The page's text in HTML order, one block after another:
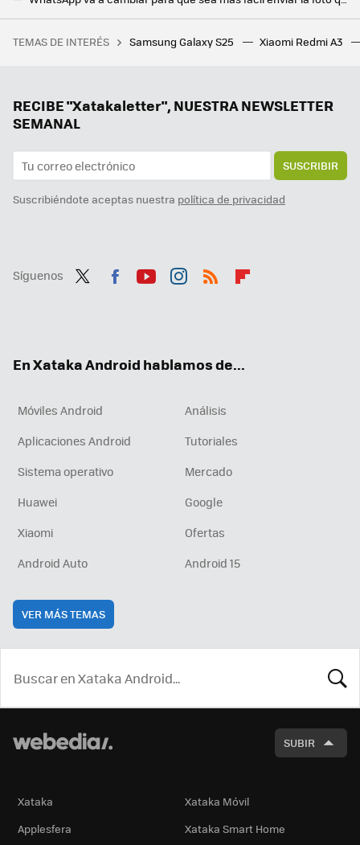
Lo nuevo de WhatsApp cambia el reenvío de mensajes: más claro y con más opciones que nunca
RootedCon está dispuesta a llegar al Constitucional si tiene que hacerlo: "LaLiga ha hackeado la ley" con los bloqueos de IPs
TEMAS DE INTERÉS Samsung Galaxy S25 Xiaomi Redmi A3
RECIBE "Xatakaletter", NUESTRA NEWSLETTER
SEMANAL
SUSCRIBIR
Suscribiéndote aceptas nuestra política de privacidad
Síguenos
En Xataka Android hablamos de...
Móviles Android
Análisis
Aplicaciones Android
Tutoriales
Sistema operativo
Mercado
Huawei
Google
Xiaomi
Ofertas
Android Auto
Android 15
VER MÁS TEMAS
SUBIR
Xataka
Xataka Móvil
Applesfera
Xataka Smart Home